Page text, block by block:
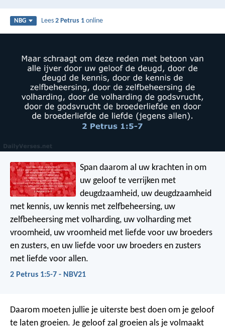
NBG Lees2 Petrus 1 online
Span daarom al uw krachten in om
uw geloof te verrijken met
deugdzaamheid, uw deugdzaamheid
met kennis, uw kennis met zelfbeheersing, uw
zelfbeheersing met volharding, uw volharding met
vroomheid, uw vroomheid met liefde voor uw broeders
en zusters, en uw liefde voor uw broeders en zusters
met liefde voor allen.
2 Petrus 1:5-7 - NBV21
Daarom moeten jullie je uiterste best doen om je geloof
te laten groeien. Je geloof zal groeien als je volmaakt